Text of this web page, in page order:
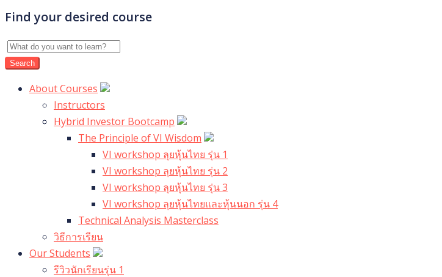
Find your desired course
About Courses
Instructors
Hybrid Investor Bootcamp
The Principle of VI Wisdom
VI workshop ลุยหุ้นไทย รุ่น 1
VI workshop ลุยหุ้นไทย รุ่น 2
VI workshop ลุยหุ้นไทย รุ่น 3
VI workshop ลุยหุ้นไทยและหุ้นนอก รุ่น 4
Technical Analysis Masterclass
วิธีการเรียน
Our Students
รีวิวนักเรียนรุ่น 1